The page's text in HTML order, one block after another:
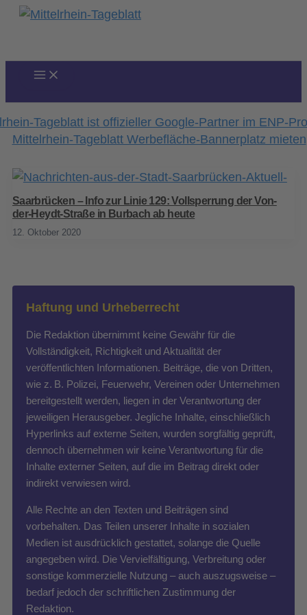
Zum
Saarbrücken – Info zur Linie 129: Vollsperrung der Von-
der-Heydt-Straße in Burbach ab heute
12. Oktober 2020
Haftung und Urheberrecht
Die Redaktion übernimmt keine Gewähr für die
Vollständigkeit, Richtigkeit und Aktualität der
veröffentlichten Informationen. Beiträge, die von Dritten,
wie z. B. Polizei, Feuerwehr, Vereinen oder Unternehmen
bereitgestellt werden, liegen in der Verantwortung der
jeweiligen Herausgeber. Jegliche Inhalte, einschließlich
Hyperlinks auf externe Seiten, wurden sorgfältig geprüft,
dennoch übernehmen wir keine Verantwortung für die
Inhalte externer Seiten, auf die im Beitrag direkt oder
indirekt verwiesen wird.
Alle Rechte an den Texten und Beiträgen sind
vorbehalten. Das Teilen unserer Inhalte in sozialen
Medien ist ausdrücklich gestattet, solange die Quelle
angegeben wird. Die Vervielfältigung, Verbreitung oder
sonstige kommerzielle Nutzung – auch auszugsweise –
bedarf jedoch der schriftlichen Zustimmung der
Redaktion.